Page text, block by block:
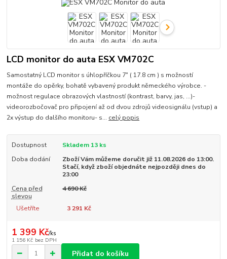
LCD monitor do auta ESX VM702C
Samostatný LCD monitor s úhlopříčkou 7" ( 17.8 cm ) s možností
montáže do opěrky, bohatě vybavený produkt německého výrobce. -
možnost regulace obrazových vlastností (kontrast, barvy, jas, ...)-
videorozbočovač pro připojení až od dvou zdrojů videosignálu (vstup) a
2x výstup do dalšího monitoru- s... celý popis
Dostupnost
Skladem 13 ks
Doba dodání
Zboží Vám můžeme doručit již 11.08.2026 do 13:00.
Stačí, když zboží objednáte nejpozději dnes do
23:00
Cena před
slevou
4 690 Kč
Ušetříte 3 291 Kč
1 399 Kč/ks
1 156 Kč bez DPH
Přidat do košíku